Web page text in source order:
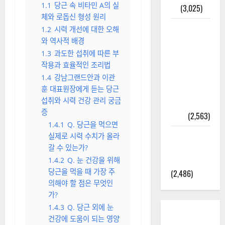
1.1 당근 속 비타민 A의 실
체와 로돕신 형성 원리
1.2 시력 개선에 대한 오해
와 역사적 배경
1.3 과도한 섭취에 따른 부
작용과 효율적인 조리법
1.4 강남그랜드안과 이관
훈 대표원장에게 듣는 당근
섭취와 시력 건강 관리 궁금
증
1.4.1 Q. 당근을 먹으면
실제로 시력 수치가 올라
갈 수 있는가?
1.4.2 Q. 눈 건강을 위해
당근을 먹을 때 가장 주
의해야 할 점은 무엇인
가?
1.4.3 Q. 당근 외에 눈
건강에 도움이 되는 영양
(3,025)
(2,563)
(2,486)